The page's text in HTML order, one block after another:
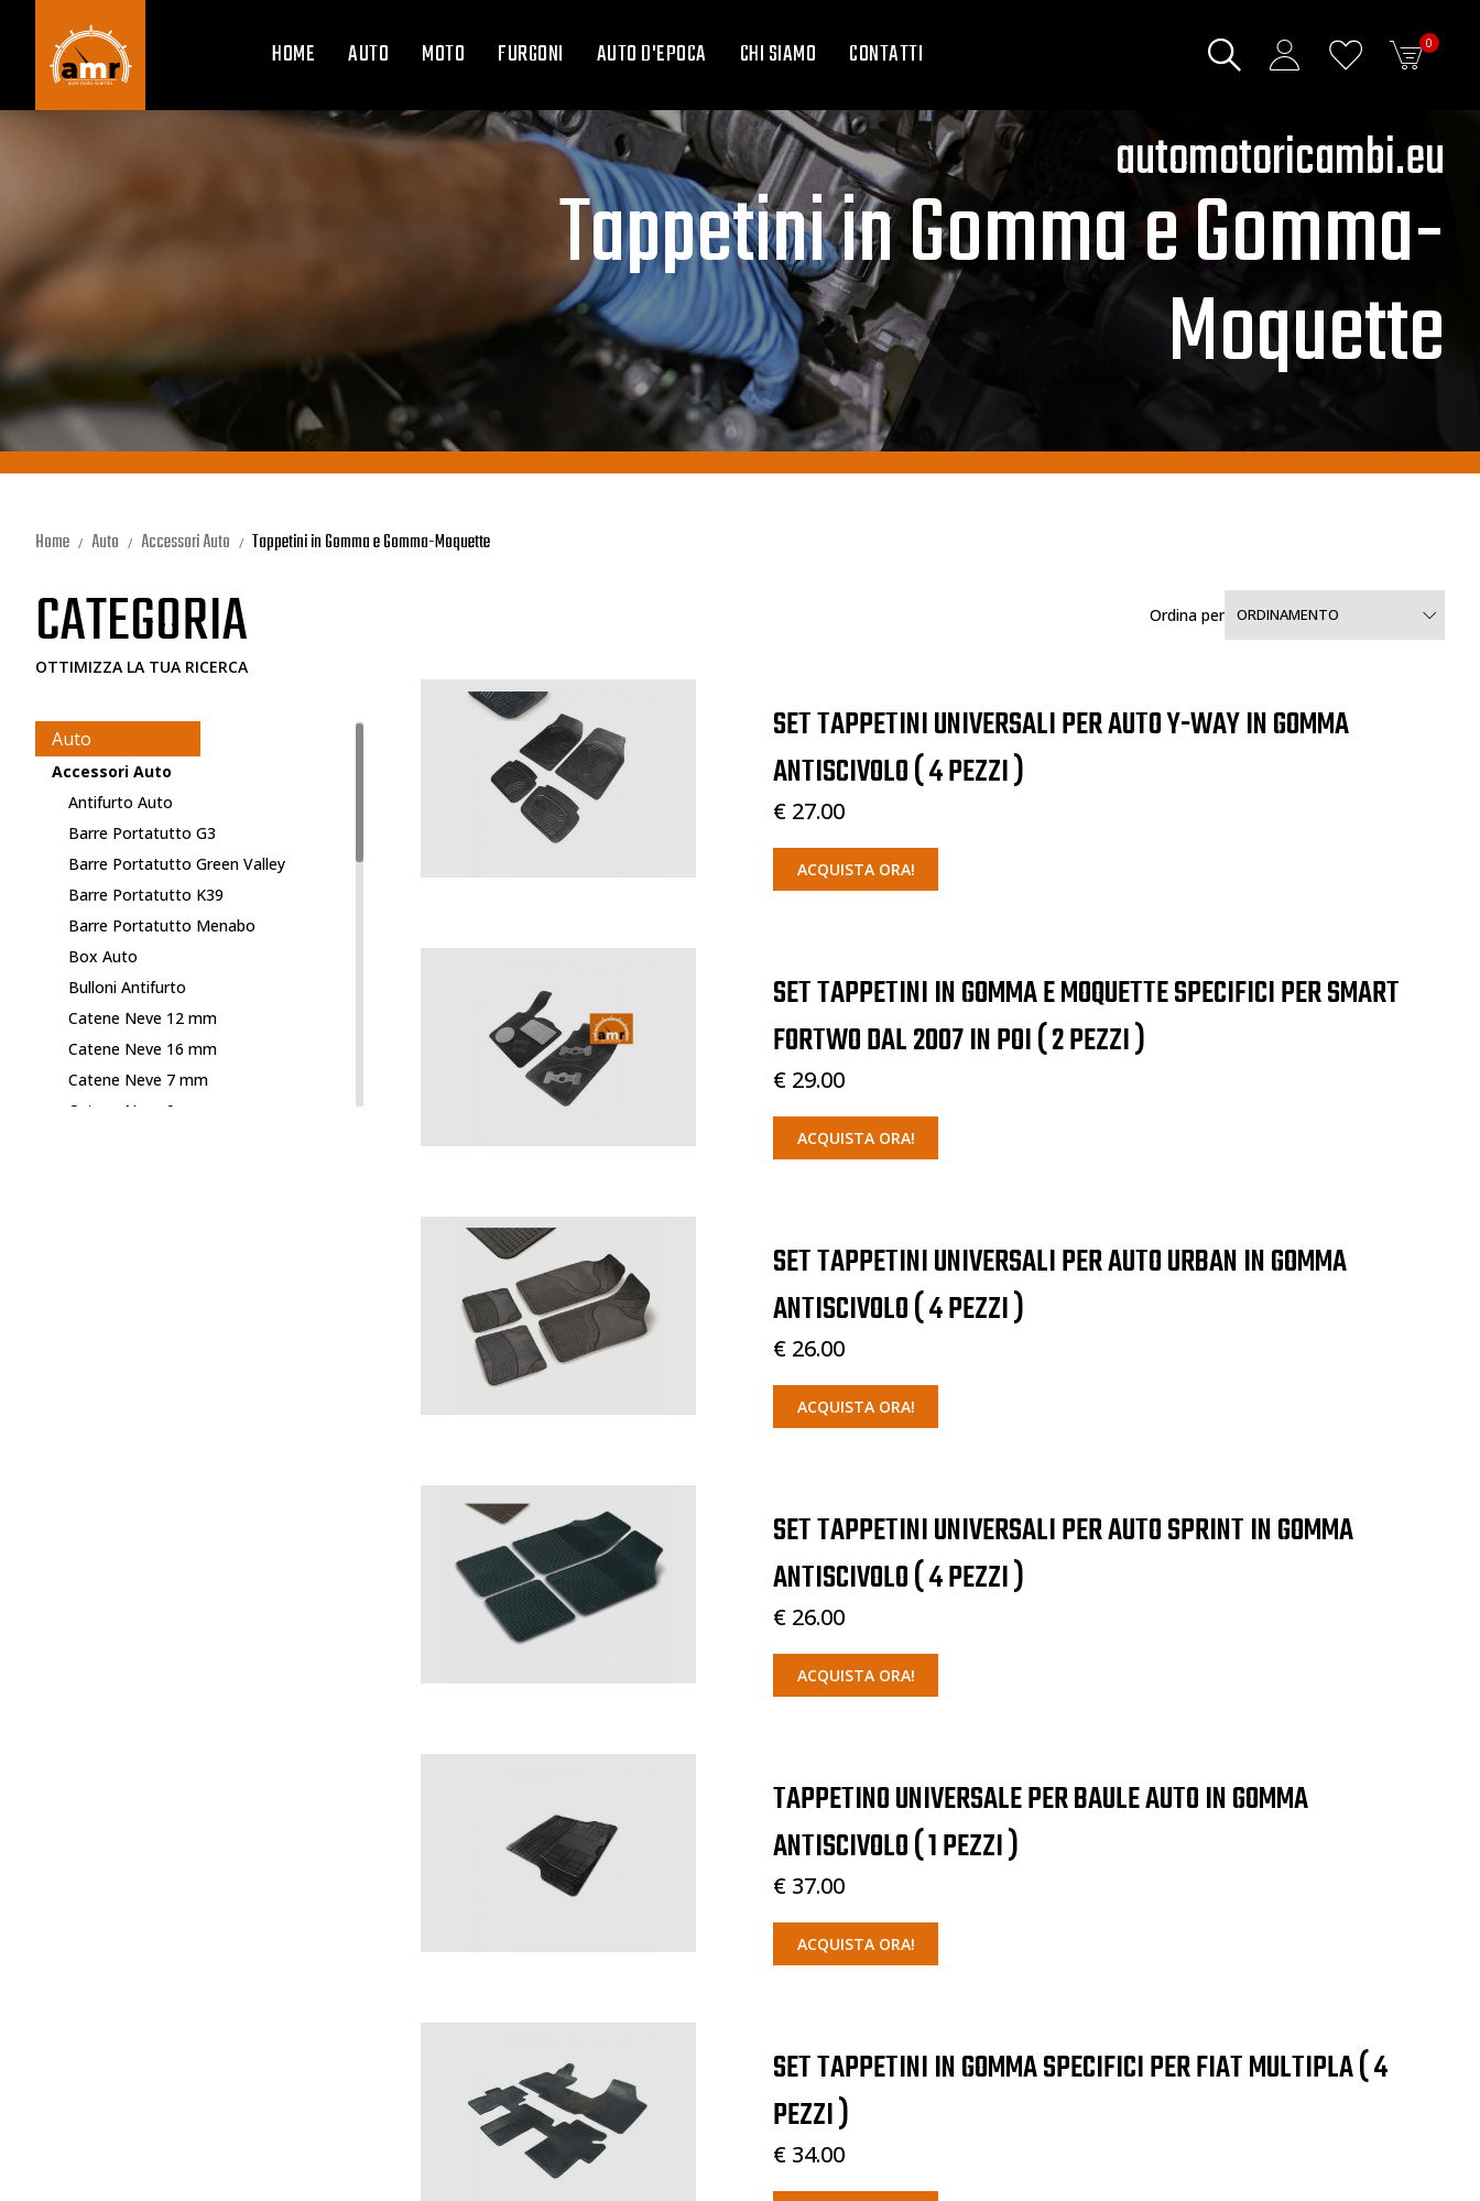
0
HOME AUTO MOTO FURGONI AUTO D'EPOCA CHI SIAMO CONTATTI
automotoricambi.eu
Tappetini in Gomma e Gomma-
Moquette
Home Auto Accessori Auto Tappetini in Gomma e Gomma-Moquette
CATEGORIA
OTTIMIZZA LA TUA RICERCA
Auto
Accessori Auto
Antifurto Auto
Barre Portatutto G3
Barre Portatutto Green Valley
Barre Portatutto K39
Barre Portatutto Menabo
Box Auto
Bulloni Antifurto
Catene Neve 12 mm
Catene Neve 16 mm
Catene Neve 7 mm
Catene Neve 9 mm
Ordina per ORDINAMENTO
SET TAPPETINI UNIVERSALI PER AUTO Y-WAY IN GOMMA
ANTISCIVOLO ( 4 PEZZI )
€ 27.00
ACQUISTA ORA!
SET TAPPETINI IN GOMMA E MOQUETTE SPECIFICI PER SMART
FORTWO DAL 2007 IN POI ( 2 PEZZI )
€ 29.00
ACQUISTA ORA!
SET TAPPETINI UNIVERSALI PER AUTO URBAN IN GOMMA
ANTISCIVOLO ( 4 PEZZI )
€ 26.00
ACQUISTA ORA!
SET TAPPETINI UNIVERSALI PER AUTO SPRINT IN GOMMA
ANTISCIVOLO ( 4 PEZZI )
€ 26.00
ACQUISTA ORA!
TAPPETINO UNIVERSALE PER BAULE AUTO IN GOMMA
ANTISCIVOLO ( 1 PEZZI )
€ 37.00
ACQUISTA ORA!
SET TAPPETINI IN GOMMA SPECIFICI PER FIAT MULTIPLA ( 4
PEZZI )
€ 34.00